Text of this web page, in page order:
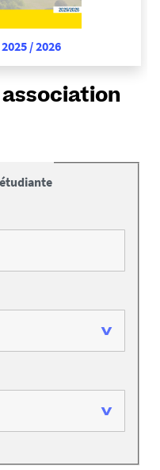
/ 2026